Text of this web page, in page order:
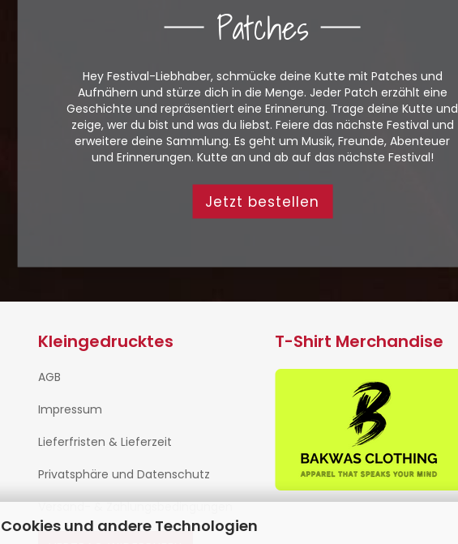
und andere Technologien
Patches
Hey Festival-Liebhaber, schmücke deine Kutte mit Patches und
Aufnähern und stürze dich in die Menge. Jeder Patch erzählt eine
Geschichte und repräsentiert eine Erinnerung. Trage deine Kutte und
zeige, wer du bist und was du liebst. Feiere das nächste Festival und
erweitere deine Sammlung. Es geht um Musik, Freunde, Abenteuer
und Erinnerungen. Kutte an und ab auf das nächste Festival!
Jetzt bestellen
Kleingedrucktes
AGB
Impressum
Lieferfristen & Lieferzeit
Privatsphäre und Datenschutz
Versand- & Zahlungsbedingungen
T-Shirt Merchandise